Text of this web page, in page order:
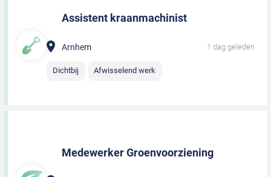
Assistent kraanmachinist
Arnhem 1 dag geleden
Dichtbij Afwisselend werk
Medewerker Groenvoorziening